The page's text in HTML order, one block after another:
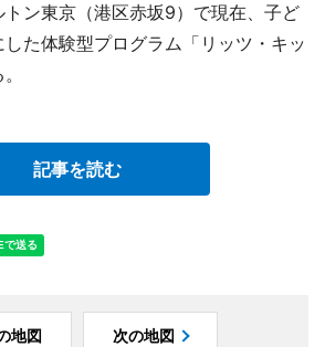
ン東京（港区赤坂9）で現在、子ど
た体験型プログラム「リッツ・キッ
記事を読む
地図 次の地図